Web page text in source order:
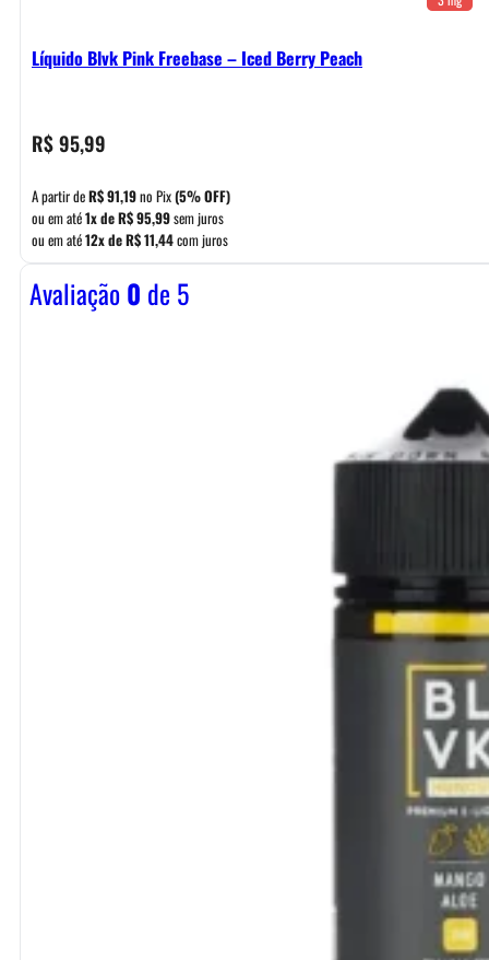
Líquido Blvk Pink Freebase – Iced Berry Peach
R$95,99
A partir deR$91,19no Pix(5% OFF)
ou em até1x deR$95,99sem juros
ou em até12x deR$11,44com juros
Avaliação0 de 5